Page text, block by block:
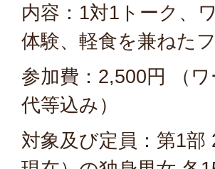
内容：1対1トーク、
体験、軽食を兼ねた
参加費：2,500円 （
代等込み）
対象及び定員：第1